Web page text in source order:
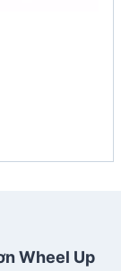
Wheel Up